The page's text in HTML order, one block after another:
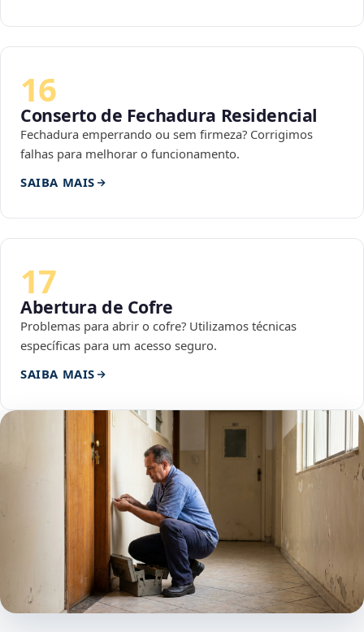
16
Conserto de Fechadura Residencial
Fechadura emperrando ou sem firmeza? Corrigimos
falhas para melhorar o funcionamento.
SAIBA MAIS
17
Abertura de Cofre
Problemas para abrir o cofre? Utilizamos técnicas
específicas para um acesso seguro.
SAIBA MAIS